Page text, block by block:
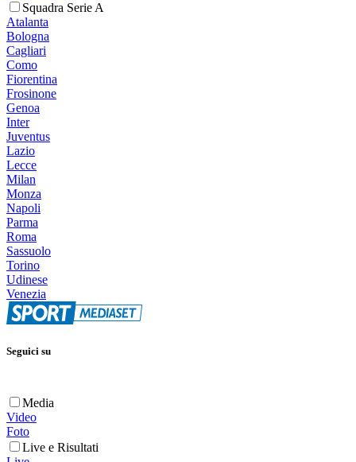
Squadra Serie A
Atalanta
Bologna
Cagliari
Como
Fiorentina
Frosinone
Genoa
Inter
Juventus
Lazio
Lecce
Milan
Monza
Napoli
Parma
Roma
Sassuolo
Torino
Udinese
Venezia
Seguici su
Media
Video
Foto
Live e Risultati